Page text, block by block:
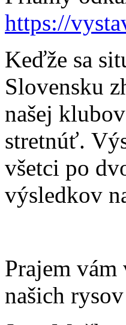
https://
Keďže sa
Slovensku
našej
stretnúť.
všetci po
výsledkov
Prajem vám
našich rysov